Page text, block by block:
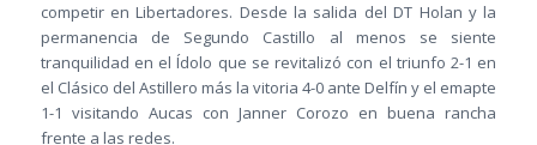
competir en Libertadores. Desde la salida del DT Holan y la
permanencia de Segundo Castillo al menos se siente
tranquilidad en el Ídolo que se revitalizó con el triunfo 2-1 en
el Clásico del Astillero más la vitoria 4-0 ante Delfín y el emapte
1-1 visitando Aucas con Janner Corozo en buena rancha
frente a las redes.